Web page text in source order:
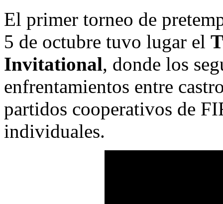
El primer torneo de
5 de octubre tuvo lugar el
Invitational, donde los
enfrentamientos entre
partidos cooperativos de
individuales.